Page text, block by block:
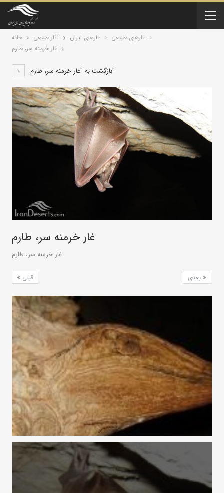
خانه آثار طبیعی
غارهای طبیعی
غار خرمنه سر، طارم
بازگشت به "غار خرمنه سر، طارم"
غار خرمنه سر، طارم
غار خرمنه سر، طارم
قبلی